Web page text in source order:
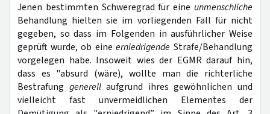
Jenen bestimmten Schweregrad für eine unmenschliche
Behandlung hielten sie im vorliegenden Fall für nicht
gegeben, so dass im Folgenden in ausführlicher Weise
geprüft wurde, ob eineerniedrigende Strafe/Behandlung
vorgelegen habe. Insoweit wies der EGMR darauf hin,
dass es "absurd (wäre), wollte man die richterliche
Bestrafung generellaufgrund ihres gewöhnlichen und
vielleicht fast unvermeidlichen Elementes der